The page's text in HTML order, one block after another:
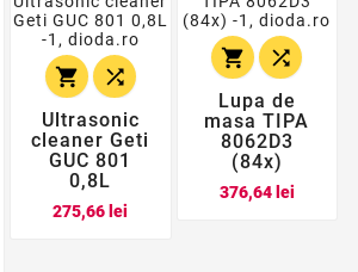
 
Ultrasonic
cleaner Geti
GUC 801
0,8L
275,66 lei
 
Lupa de
masa TIPA
8062D3
(84x)
376,64 leiPret